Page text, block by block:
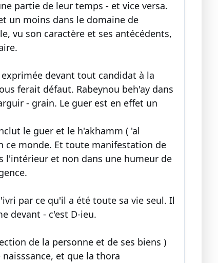
partie de leur temps - et vice versa.
un moins dans le domaine de
vu son caractère et ses antécédents,
devant tout candidat à la
ferait défaut. Rabeynou beh'ay dans
- grain. Le guer est en effet un
le guer et le h'akhamm ( 'al
ce monde. Et toute manifestation de
l'intérieur et non dans une humeur de
par ce qu'il a été toute sa vie seul. Il
devant - c'est D-ieu.
de la personne et de ses biens )
et que la thora